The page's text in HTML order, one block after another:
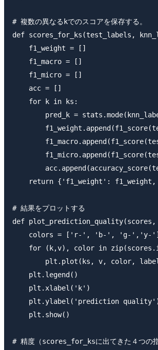
# 複数の異なるkでのスコアを保存する。
def scores_for_ks(test_labels,
    f1_weight = []
    f1_macro = []
    f1_micro = []
    acc = []
    for k in ks:
pred_k =
return {'f1_weight':
# 結果をプロットする
def
colors = ['r-', 'b-', 'g-','y-
for (k,v), color in
plt.plot(ks, v, color,
    plt.legend()
    plt.xlabel('k')
plt.ylabel('prediction
    plt.show()
# 精度（scores_for_ksに出てきた４つの